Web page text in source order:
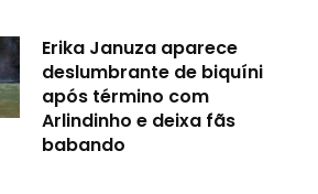
Erika Januza aparece
deslumbrante de biquíni
após término com
Arlindinho e deixa fãs
babando